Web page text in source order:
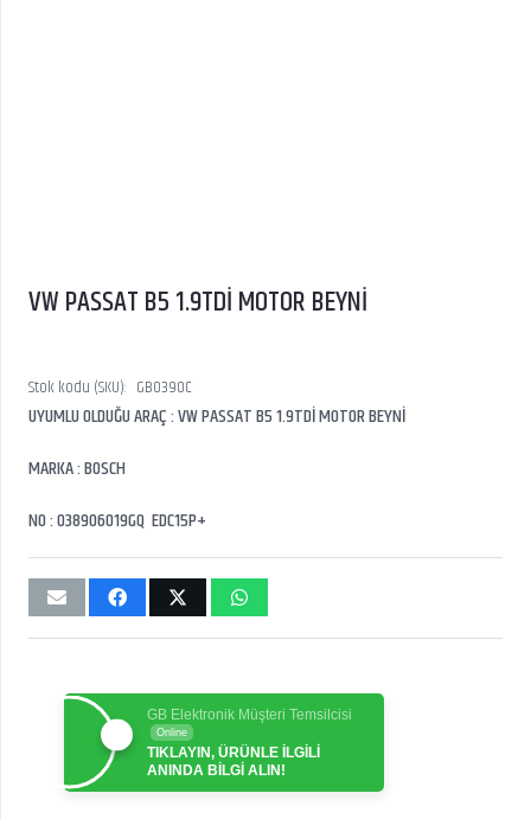
VW PASSAT B5 1.9TDİ MOTOR BEYNİ
Stok kodu (SKU): GB0390C
UYUMLU OLDUĞU ARAÇ : VW PASSAT B5 1.9TDİ MOTOR BEYNİ
MARKA : BOSCH
NO : 038906019GQ EDC15P+
GB Elektronik Müşteri Temsilcisi
Online
TIKLAYIN, ÜRÜNLE İLGİLİ
ANINDA BİLGİ ALIN!